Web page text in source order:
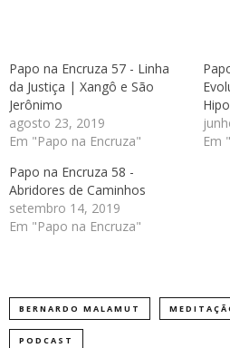
Papo na Encruza 57 - Linha
da Justiça | Xangô e São
Jerônimo
agosto 23, 2019
Em "Papo na Encruza"
Em
Papo na Encruza 58 -
Abridores de Caminhos
setembro 14, 2019
Em "Papo na Encruza"
BERNARDO MALAMUT
PODCAST